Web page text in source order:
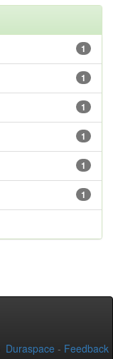
1
1
1
1
1
1
Duraspace - Feedback